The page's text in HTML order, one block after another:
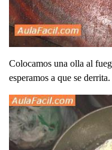
Colocamos una olla al
esperamos a que se derrita.